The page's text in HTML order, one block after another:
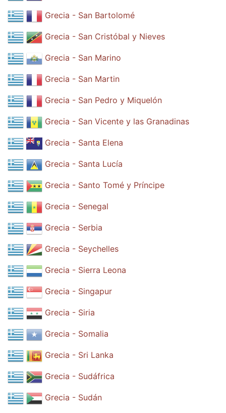
Grecia - San Bartolomé
Grecia - San Cristóbal y Nieves
Grecia - San Marino
Grecia - San Martin
Grecia - San Pedro y Miquelón
Grecia - San Vicente y las Granadinas
Grecia - Santa Elena
Grecia - Santa Lucía
Grecia - Santo Tomé y Príncipe
Grecia - Senegal
Grecia - Serbia
Grecia - Seychelles
Grecia - Sierra Leona
Grecia - Singapur
Grecia - Siria
Grecia - Somalia
Grecia - Sri Lanka
Grecia - Sudáfrica
Grecia - Sudán